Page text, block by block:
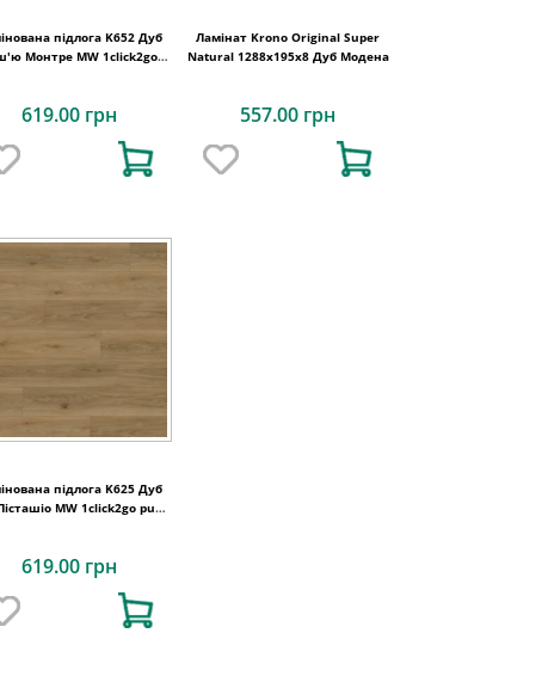
підлога K652 Дуб
Монтре MW 1click2go
619.00 грн
Ламінат Krono Original Super
Natural 1288x195x8 Дуб Модена
557.00 грн
підлога K625 Дуб
MW 1click2go pure
619.00 грн